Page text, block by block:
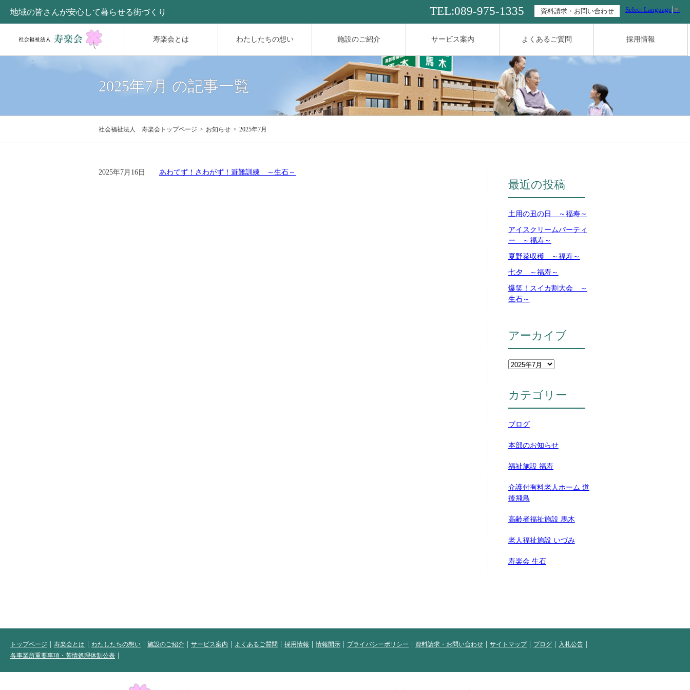
寿楽会とは わたしたちの想い 施設のご紹介 サービス案内 よくあるご質問 採用情報
地域の皆さんが安心して暮らせる街づくり TEL:089-975-1335 資料請求・お問い合わせ Select Language ▼
2025年7月 の記事一覧
社会福祉法人 寿楽会トップページ お知らせ 2025年7月
2025年7月16日 あわてず！さわがず！避難訓練 ～生石～
最近の投稿
土用の丑の日 ～福寿～
アイスクリームパーティ
ー ～福寿～
夏野菜収穫 ～福寿～
七夕 ～福寿～
爆笑！スイカ割大会 ～
生石～
アーカイブ
カテゴリー
ブログ
本部のお知らせ
福祉施設 福寿
介護付有料老人ホーム 道
後飛鳥
高齢者福祉施設 馬木
老人福祉施設 いづみ
寿楽会 生石
トップページ 寿楽会とは わたしたちの想い 施設のご紹介 サービス案内 よくあるご質問 採用情報 情報開示 プライバシーポリシー 資料請求・お問い合わせ サイトマップ ブログ
入札公告
各事業所重要事項・苦情処理体制公表